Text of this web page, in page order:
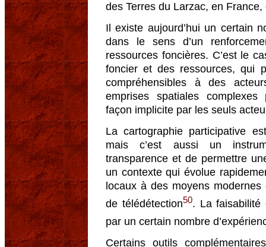
des Terres du Larzac, en
Il existe aujourd’hui un certain
dans le sens d’un
ressources foncières. C’est le
foncier et des ressources, qui
compréhensibles à des
emprises spatiales complexes
façon implicite par les seuls
La cartographie participative
mais c’est aussi un
transparence et de permettre
un contexte qui évolue
locaux à des moyens
de télédétection50. La faisabilité
par un certain nombre
Certains outils